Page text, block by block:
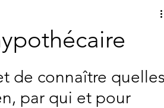
de connaître quelles
par qui et pour